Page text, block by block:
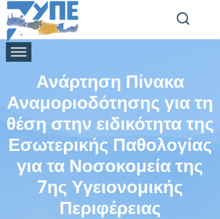
End Header Section -->
Ανάρτηση Πίνακα
Αναμοριοδότησης για τη
θέση στην ειδικότητα της
Εσωτερικής Παθολογίας
για τα Νοσοκομεία της
7ης Υγειονομικής
Περιφέρειας